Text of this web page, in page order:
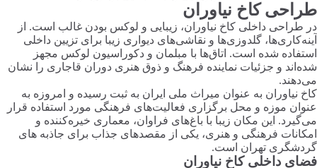
طراحی کاخ نیاوران
در طراحی داخلی کاخ نیاوران، زیبایی و لوکس بودن غالب است. از
آینه‌کاری‌ها، گلدوزی‌ها و نقاشی‌های دیواری زیبا برای تزیین داخلی
استفاده شده است. اتاق‌ها با مبلمان و دکوراسیون لوکس مجهز
شده‌اند و جزئیات نماینده فرهنگ و ذوق هنری دوران قاجاری را نشان
می‌دهند.
کاخ نیاوران به عنوان میراث ملی ایران به ثبت رسیده و امروزه به
عنوان موزه و محل برگزاری فعالیت‌های فرهنگی مورد استفاده قرار
می‌گیرد. این مکان زیبا با باغ‌های فراوان، معماری خیره‌کننده و
امکانات فرهنگی و هنری، یکی از مقصدهای جذاب برای جاذبه های
گردشگری تهران است.
فضای داخلی کاخ نیاوران